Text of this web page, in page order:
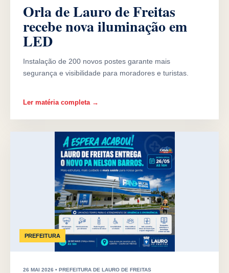
Orla de Lauro de Freitas
recebe nova iluminação em
LED
Instalação de 200 novos postes garante mais
segurança e visibilidade para moradores e turistas.
Ler matéria completa →
PREFEITURA
26 MAI 2026 • PREFEITURA DE LAURO DE FREITAS